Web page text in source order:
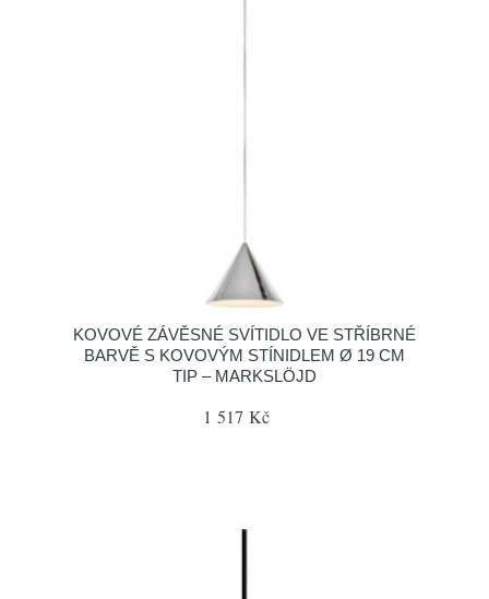
KOVOVÉ ZÁVĚSNÉ SVÍTIDLO VE STŘÍBRNÉ
BARVĚ S KOVOVÝM STÍNIDLEM Ø 19 CM
TIP – MARKSLÖJD
1 517 Kč